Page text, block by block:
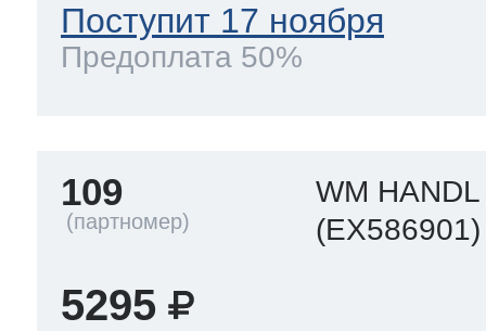
Поступит 17 ноября
Предоплата 50%
109
WM HANDL
(EX586901)
5295